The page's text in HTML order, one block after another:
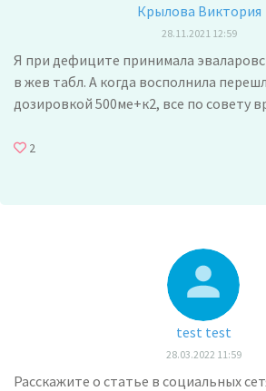
Крылова Виктория
28.11.2021 12:59
Я при дефиците принимала
в жев табл. А когда восполнила
дозировкой 500ме+к2, все по совету
2
test test
28.03.2022 11:59
Расскажите о статье в социальных